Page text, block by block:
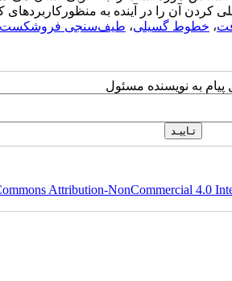
، خطوط گسیلی، طیف‌سنجی فروشکست
پیام به نویسنده مسئول
Attribution-NonCommercial 4.0